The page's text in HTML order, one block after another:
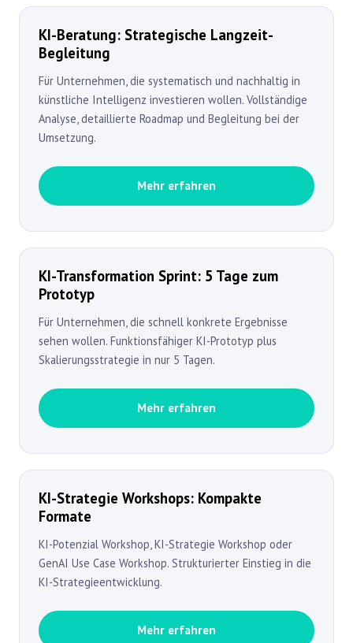
KI-Beratung: Strategische Langzeit-
Begleitung
Für Unternehmen, die systematisch und nachhaltig in
künstliche Intelligenz investieren wollen. Vollständige
Analyse, detaillierte Roadmap und Begleitung bei der
Umsetzung.
Mehr erfahren
KI-Transformation Sprint: 5 Tage zum
Prototyp
Für Unternehmen, die schnell konkrete Ergebnisse
sehen wollen. Funktionsfähiger KI-Prototyp plus
Skalierungsstrategie in nur 5 Tagen.
Mehr erfahren
KI-Strategie Workshops: Kompakte
Formate
KI-Potenzial Workshop, KI-Strategie Workshop oder
GenAI Use Case Workshop. Strukturierter Einstieg in die
KI-Strategieentwicklung.
Mehr erfahren